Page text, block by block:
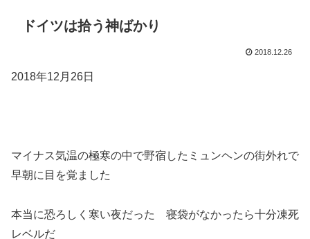
ドイツは拾う神ばかり
2018.12.26
2018年12月26日
マイナス気温の極寒の中で野宿したミュンヘンの街外れで
早朝に目を覚ました
本当に恐ろしく寒い夜だった 寝袋がなかったら十分凍死
レベルだ